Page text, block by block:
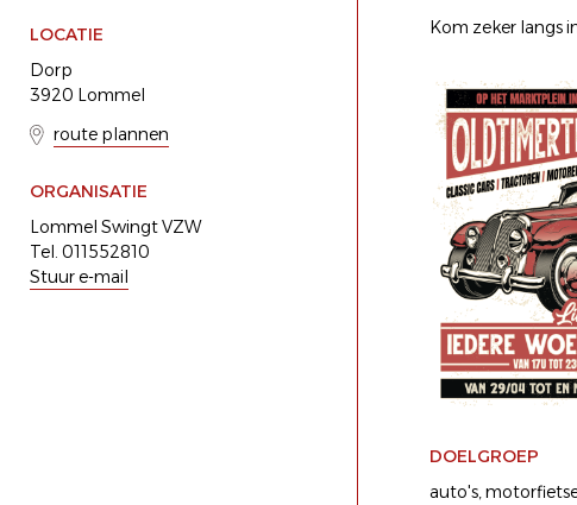
LOCATIE
Dorp
3920 Lommel
route plannen
ORGANISATIE
Lommel Swingt VZW
Tel. 011552810
Stuur e-mail
Kom zeker langs
DOELGROEP
auto's